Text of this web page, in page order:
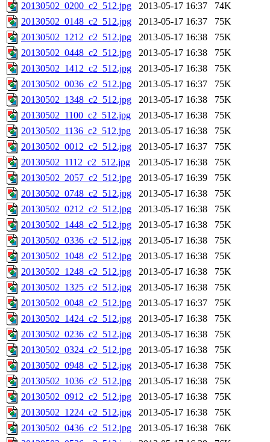
20130502_0200_c2_512.jpg
2013-05-17 16:37
74K
20130502_0148_c2_512.jpg
2013-05-17 16:37
75K
20130502_1212_c2_512.jpg
2013-05-17 16:38
75K
20130502_0448_c2_512.jpg
2013-05-17 16:38
75K
20130502_1412_c2_512.jpg
2013-05-17 16:38
75K
20130502_0036_c2_512.jpg
2013-05-17 16:37
75K
20130502_1348_c2_512.jpg
2013-05-17 16:38
75K
20130502_1100_c2_512.jpg
2013-05-17 16:38
75K
20130502_1136_c2_512.jpg
2013-05-17 16:38
75K
20130502_0012_c2_512.jpg
2013-05-17 16:37
75K
20130502_1112_c2_512.jpg
2013-05-17 16:38
75K
20130502_2057_c2_512.jpg
2013-05-17 16:39
75K
20130502_0748_c2_512.jpg
2013-05-17 16:38
75K
20130502_0212_c2_512.jpg
2013-05-17 16:38
75K
20130502_1448_c2_512.jpg
2013-05-17 16:38
75K
20130502_0336_c2_512.jpg
2013-05-17 16:38
75K
20130502_1048_c2_512.jpg
2013-05-17 16:38
75K
20130502_1248_c2_512.jpg
2013-05-17 16:38
75K
20130502_1325_c2_512.jpg
2013-05-17 16:38
75K
20130502_0048_c2_512.jpg
2013-05-17 16:37
75K
20130502_1424_c2_512.jpg
2013-05-17 16:38
75K
20130502_0236_c2_512.jpg
2013-05-17 16:38
75K
20130502_0324_c2_512.jpg
2013-05-17 16:38
75K
20130502_0948_c2_512.jpg
2013-05-17 16:38
75K
20130502_1036_c2_512.jpg
2013-05-17 16:38
75K
20130502_0912_c2_512.jpg
2013-05-17 16:38
75K
20130502_1224_c2_512.jpg
2013-05-17 16:38
75K
20130502_0436_c2_512.jpg
2013-05-17 16:38
76K